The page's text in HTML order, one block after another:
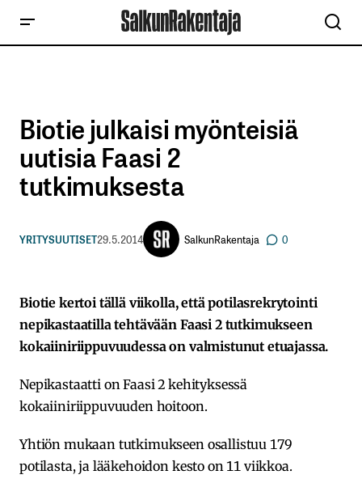
Biotie julkaisi myönteisiä
uutisia Faasi 2
tutkimuksesta
YRITYSUUTISET29.5.2014 SalkunRakentaja 0
Biotie kertoi tällä viikolla, että potilasrekrytointi
nepikastaatilla tehtävään Faasi 2 tutkimukseen
kokaiiniriippuvuudessa on valmistunut etuajassa.
Nepikastaatti on Faasi 2 kehityksessä
kokaiiniriippuvuuden hoitoon.
Yhtiön mukaan tutkimukseen osallistuu 179
potilasta, ja lääkehoidon kesto on 11 viikkoa.